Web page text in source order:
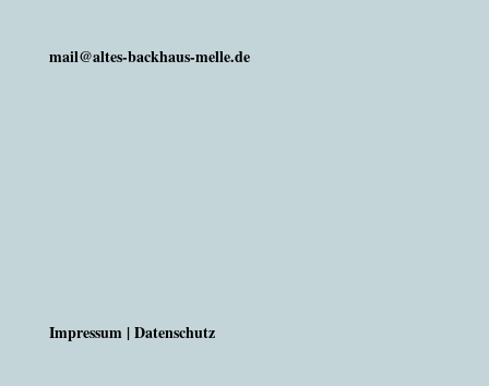
mail@altes-backhaus-melle.de
Impressum|Datenschutz